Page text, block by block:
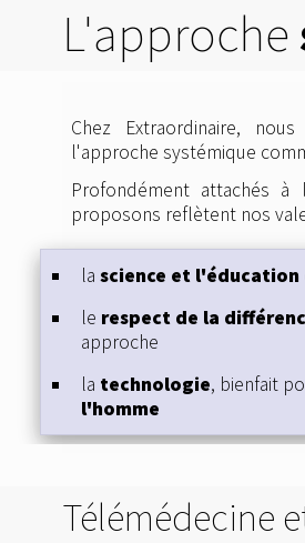
L'approche
Chez Extraordinaire,
l'approche systémique
Profondément attachés
proposons reflètent nos
la science et l'éducation
le respect de la
approche
la technologie, bienfait
l'homme
Télémédecine